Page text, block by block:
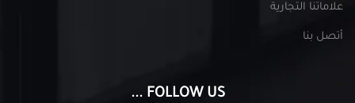
علاماتنا التجارية
أتصل بنا
FOLLOW US ...